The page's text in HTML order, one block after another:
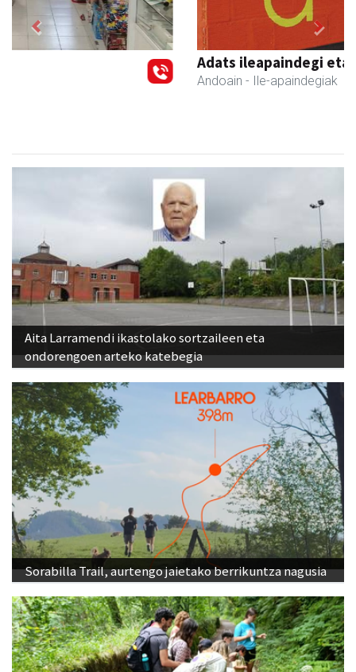
Adats ileapaindegi eta estetika
- Ile-apaindegiak
Previous Next
Aita Larramendi ikastolako sortzaileen eta
ondorengoen arteko katebegia
Sorabilla Trail, aurtengo jaietako berrikuntza nagusia